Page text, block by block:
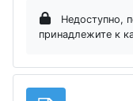
Недоступно,
принадлежите к